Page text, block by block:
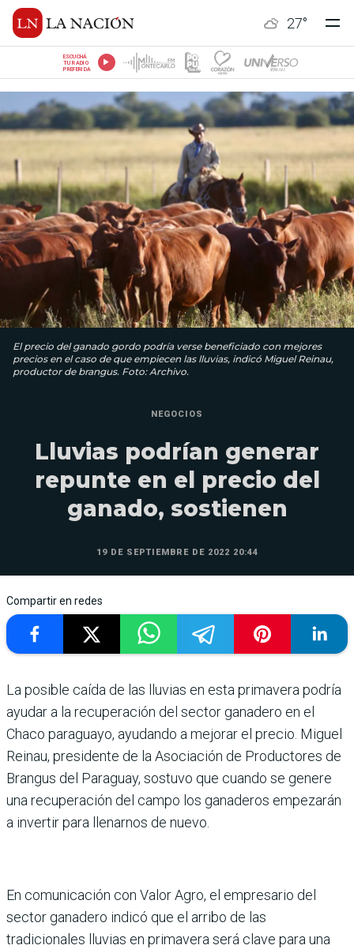
27°
ESCUCHÁ
TU RADIO
PREFERIDA
El precio del ganado gordo podría verse beneficiado con mejores
precios en el caso de que empiecen las lluvias, indicó Miguel Reinau,
productor de brangus. Foto: Archivo.
NEGOCIOS
Lluvias podrían generar
repunte en el precio del
ganado, sostienen
19 DE SEPTIEMBRE DE 2022 20:44
Compartir en redes
La posible caída de las lluvias en esta primavera podría
ayudar a la recuperación del sector ganadero en el
Chaco paraguayo, ayudando a mejorar el precio. Miguel
Reinau, presidente de la Asociación de Productores de
Brangus del Paraguay, sostuvo que cuando se genere
una recuperación del campo los ganaderos empezarán
a invertir para llenarnos de nuevo.
En comunicación con Valor Agro, el empresario del
sector ganadero indicó que el arribo de las
tradicionales lluvias en primavera será clave para una